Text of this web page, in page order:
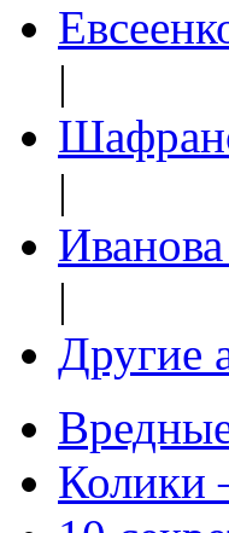
|
|
|
Другие
Колики